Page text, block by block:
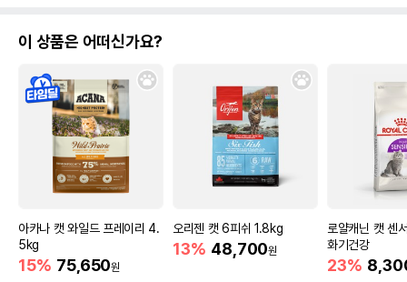
AS책임자와 전화번호
전화번호
유통기한
유통기한이 최소 2026.12.06이거나 그
이후인 상품이 출고됩니다.
단, 상품명에 유통기한 명시된 경우, 해당
유통기한을 따릅니다.
이 상품은 어떠신가요?
아카나 캣 와일드 프레이리 4.
5kg
15% 75,650원
오리젠 캣 6피쉬 1.8kg
13% 48,700원
로얄캐닌 캣 센
화기건강
23%